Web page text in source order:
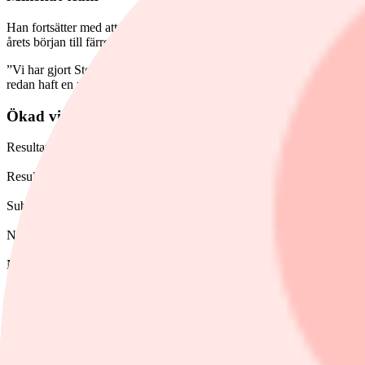
Han fortsätter med att förklara målet om att bli en mindre och "mer
årets början till färre än 25.
”Vi har gjort Stockholm till organisationens tyngdpunkt och betonat
redan haft en positiv effekt på vårt beslutsfattande, vårt samarbete
Ökad vinst
Resultatet efter skatt under andra kvartalet blev 1 717 miljoner
Resultat per aktie uppgick till 6,20 kronor (2,26), vilket innebär en
Substansvärde per aktie låg på 106,96 kronor (132,87).
Nettoinvesteringar om 57 miljoner kronor, vilket återspeglar en mer
Nettokassa om 7,4 miljarder kronor vid utgången av kvartalet,